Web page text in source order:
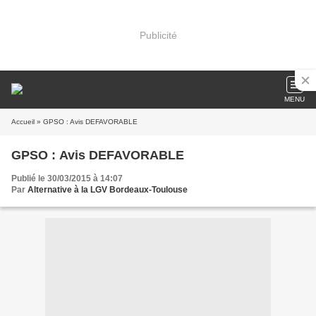
Publicité
MENU
Accueil » GPSO : Avis DEFAVORABLE
GPSO : Avis DEFAVORABLE
Publié le 30/03/2015 à 14:07
Par Alternative à la LGV Bordeaux-Toulouse